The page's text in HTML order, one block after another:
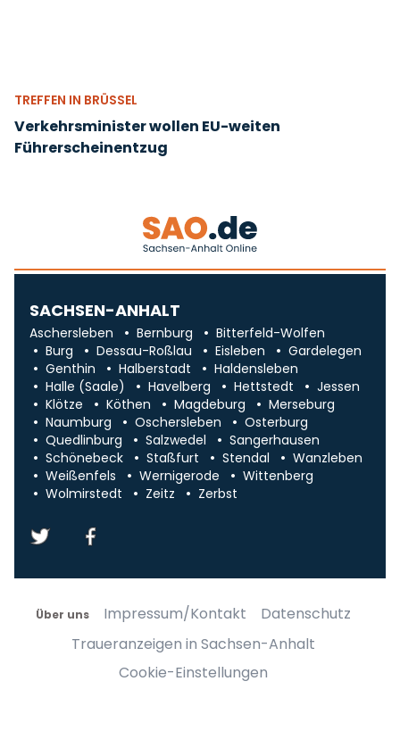
TREFFEN IN BRÜSSEL
Verkehrsminister wollen EU-weiten
Führerscheinentzug
SACHSEN-ANHALT
Aschersleben Bernburg
Bitterfeld-Wolfen
Burg
Dessau-Roßlau Eisleben
Gardelegen
Genthin
Halberstadt
Haldensleben
Halle (Saale)
Havelberg Hettstedt
Jessen
Klötze
Köthen Magdeburg
Merseburg
Naumburg
Oschersleben
Osterburg
Quedlinburg
Salzwedel
Sangerhausen
Schönebeck
Staßfurt Stendal
Wanzleben
Weißenfels
Wernigerode
Wittenberg
Wolmirstedt
Zeitz Zerbst
Über uns Impressum/Kontakt
Datenschutz
Traueranzeigen in Sachsen-Anhalt
Cookie-Einstellungen